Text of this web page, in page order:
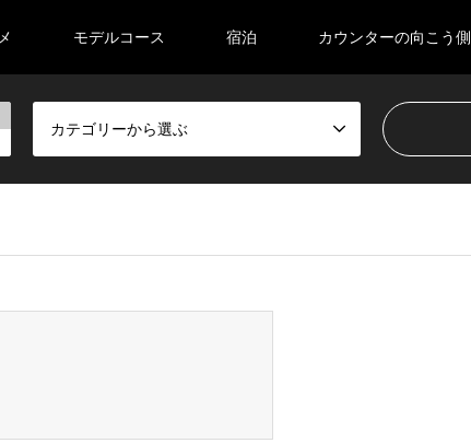
モデルコース 宿泊 カウンターの向こう側
カテゴリーから選ぶ